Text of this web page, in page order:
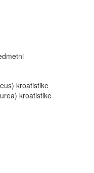
kroatistike
kroatistike